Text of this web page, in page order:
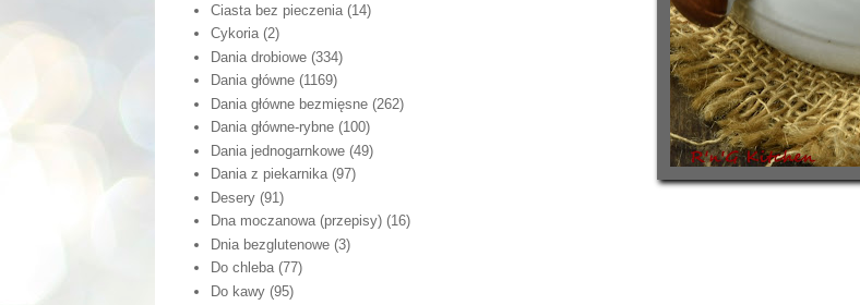
Ciasta bez pieczenia (14)
Cykoria (2)
Dania drobiowe (334)
Dania główne (1169)
Dania główne bezmięsne (262)
Dania główne-rybne (100)
Dania jednogarnkowe (49)
Dania z piekarnika (97)
Desery (91)
Dna moczanowa (przepisy) (16)
Dnia bezglutenowe (3)
Do chleba (77)
Do kawy (95)